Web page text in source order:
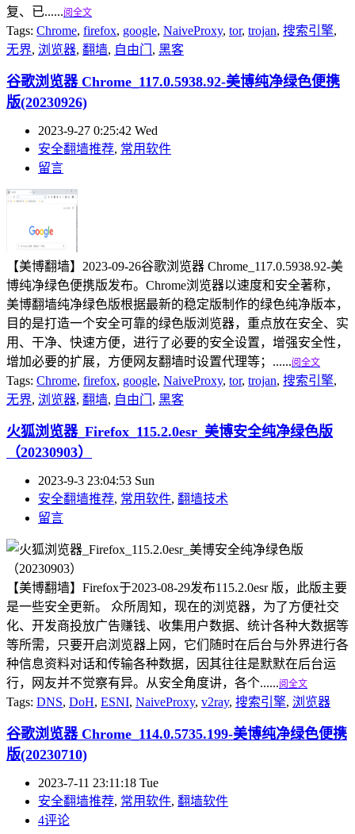
复、已......阅全文
Tags: Chrome, firefox, google, NaiveProxy, tor, trojan, 搜索引擎,
无界, 浏览器, 翻墙, 自由门 , 黑客
谷歌浏览器 Chrome_117.0.5938.92-美博纯净绿色便携
版(20230926)
2023-9-27 0:25:42 Wed
安全翻墙推荐, 常用软件
留言
【美博翻墙】2023-09-26谷歌浏览器 Chrome_117.0.5938.92-美
博纯净绿色便携版发布。Chrome浏览器以速度和安全著称，
美博翻墙纯净绿色版根据最新的稳定版制作的绿色纯净版本，
目的是打造一个安全可靠的绿色版浏览器，重点放在安全、实
用、干净、快速方便，进行了必要的安全设置，增强安全性，
增加必要的扩展，方便网友翻墙时设置代理等；......阅全文
Tags: Chrome, firefox, google, NaiveProxy, tor, trojan, 搜索引擎,
无界, 浏览器, 翻墙, 自由门 , 黑客
火狐浏览器_Firefox_115.2.0esr_美博安全纯净绿色版
（20230903）
2023-9-3 23:04:53 Sun
安全翻墙推荐, 常用软件, 翻墙技术
留言
【美博翻墙】Firefox于2023-08-29发布115.2.0esr 版，此版主要
是一些安全更新。 众所周知，现在的浏览器，为了方便社交
化、开发商投放广告赚钱、收集用户数据、统计各种大数据等
等所需，只要开启浏览器上网，它们随时在后台与外界进行各
种信息资料对话和传输各种数据，因其往往是默默在后台运
行，网友并不觉察有异。从安全角度讲，各个......阅全文
Tags: DNS, DoH, ESNI, NaiveProxy, v2ray, 搜索引擎, 浏览器
谷歌浏览器 Chrome_114.0.5735.199-美博纯净绿色便携
版(20230710)
2023-7-11 23:11:18 Tue
安全翻墙推荐, 常用软件, 翻墙软件
4评论